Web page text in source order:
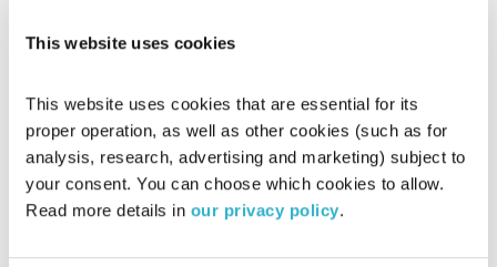
This website uses cookies
This website uses cookies that are essential for its
proper operation, as well as other cookies (such as for
analysis, research, advertising and marketing) subject to
your consent. You can choose which cookies to allow.
Read more details in our privacy policy.
התבוננות שבועית
דליק ווליניץושמואל שאול
11.06.20
00:33:06
פעם מזרח, פעם מערב – ד"ר נעמה אושרי ואירי ריקין מביטים כל